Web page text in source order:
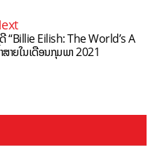
“Billie Eilish: The World’s A
າຍໃນເດືອນກຸມພາ 2021